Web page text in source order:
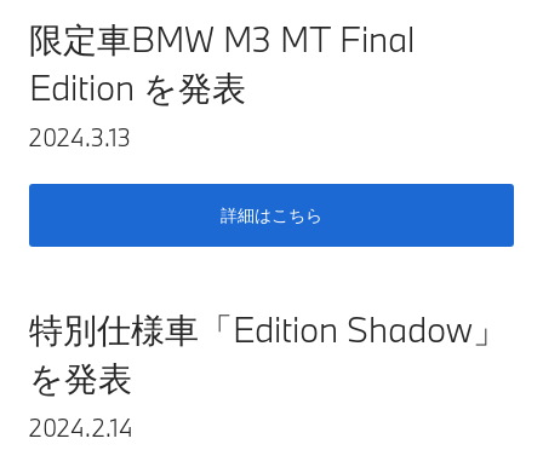
限定車BMW M3 MT Final
Edition を発表
2024.3.13
詳細はこちら
特別仕様車「Edition Shadow」
を発表
2024.2.14